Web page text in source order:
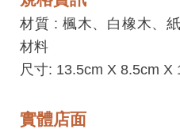
站
安
全
策
材質 : 楓木、白橡木、
材料
尺寸: 13.5cm X 8.5cm X
實體店面